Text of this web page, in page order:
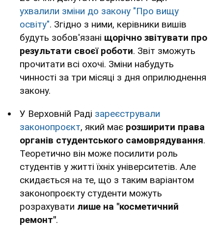
ухвалили зміни до закону "Про вищу
освіту". Згідно з ними, керівники вишів
будуть зобов'язані щорічно звітувати про
результати своєї роботи. Звіт зможуть
прочитати всі охочі. Зміни набудуть
чинності за три місяці з дня оприлюднення
закону.
У Верховній Раді зареєстрували
законопроєкт, який має розширити права
органів студентського самоврядування.
Теоретично він може посилити роль
студентів у житті їхніх університетів. Але
скидається на те, що з таким варіантом
законопроєкту студенти можуть
розрахувати лише на "косметичний
ремонт".